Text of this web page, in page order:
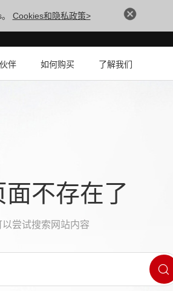
Cookies和隐私政策>
伴 如何购买 了解我们
不存在了
尝试搜索网站内容